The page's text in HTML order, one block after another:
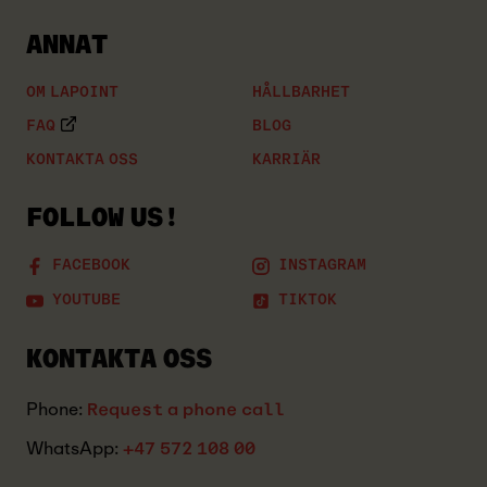
ANNAT
OM LAPOINT HÅLLBARHET
FAQ BLOG
KONTAKTA OSS KARRIÄR
FOLLOW US!
FACEBOOK INSTAGRAM
YOUTUBE TIKTOK
KONTAKTA OSS
Phone: Request a phone call
WhatsApp: +47 572 108 00